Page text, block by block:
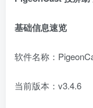
基础信息速览
软件名称：
当前版本：v3.4.6